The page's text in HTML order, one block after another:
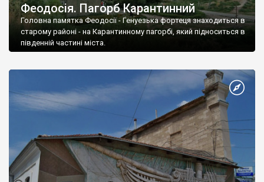
Феодосія. Пагорб Карантинний
Головна памятка Феодосії - Генуезька фортеця знаходиться в
старому районі - на Карантинному пагорбі, який підноситься в
південній частині міста.